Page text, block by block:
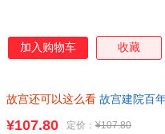
加入购物车 收藏
故宫还可以这么看 故宫建院百
¥107.80 定价： ¥107.80